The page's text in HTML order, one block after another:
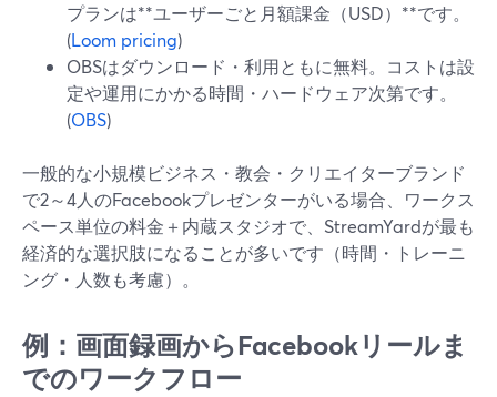
プランは**ユーザーごと月額課金（USD）**です。
(Loom pricing)
OBSはダウンロード・利用ともに無料。コストは設
定や運用にかかる時間・ハードウェア次第です。
(OBS)
一般的な小規模ビジネス・教会・クリエイターブランド
で2～4人のFacebookプレゼンターがいる場合、ワークス
ペース単位の料金＋内蔵スタジオで、StreamYardが最も
経済的な選択肢になることが多いです（時間・トレーニ
ング・人数も考慮）。
例：画面録画からFacebookリールま
でのワークフロー